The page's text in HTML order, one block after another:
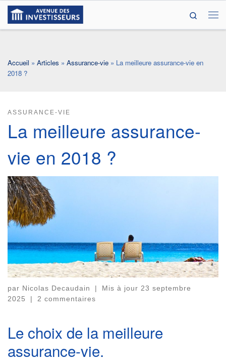
Passer au contenu
Search
Accueil » Articles » Assurance-vie » La meilleure assurance-vie en
2018 ?
ASSURANCE-VIE
La meilleure assurance-
vie en 2018 ?
par Nicolas Decaudain | Mis à jour 23 septembre
2025
| 2 commentaires
Le choix de la meilleure
assurance-vie.